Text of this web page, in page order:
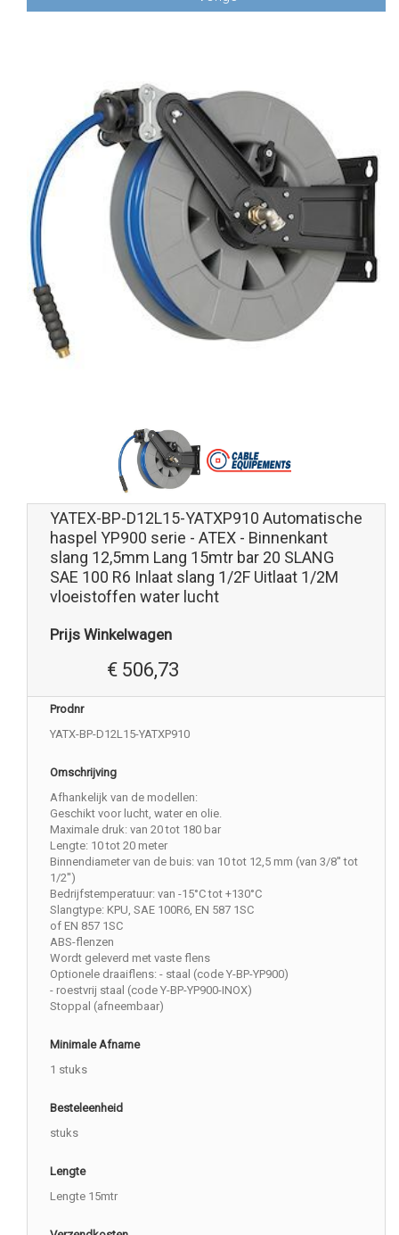
YATEX-BP-D12L15-YATXP910 Automatische
haspel YP900 serie - ATEX - Binnenkant
slang 12,5mm Lang 15mtr bar 20 SLANG
SAE 100 R6 Inlaat slang 1/2F Uitlaat 1/2M
vloeistoffen water lucht
Prijs Winkelwagen
€ 506,73
Prodnr
YATX-BP-D12L15-YATXP910
Omschrijving
Afhankelijk van de modellen:
Geschikt voor lucht, water en olie.
Maximale druk: van 20 tot 180 bar
Lengte: 10 tot 20 meter
Binnendiameter van de buis: van 10 tot 12,5 mm (van 3/8'' tot
1/2'')
Bedrijfstemperatuur: van -15°C tot +130°C
Slangtype: KPU, SAE 100R6, EN 587 1SC
of EN 857 1SC
ABS-flenzen
Wordt geleverd met vaste flens
Optionele draaiflens: - staal (code Y-BP-YP900)
- roestvrij staal (code Y-BP-YP900-INOX)
Stoppal (afneembaar)
Minimale Afname
1 stuks
Besteleenheid
stuks
Lengte
Lengte 15mtr